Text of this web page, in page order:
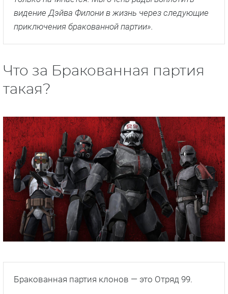
видение Дэйва Филони в жизнь через следующие
приключения бракованной партии».
Что за Бракованная партия
такая?
Бракованная партия клонов — это Отряд 99.